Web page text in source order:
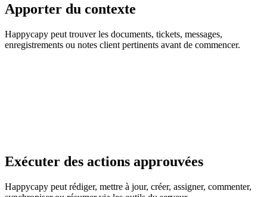
Apporter du contexte
Happycapy peut trouver les documents, tickets, messages,
enregistrements ou notes client pertinents avant de commencer.
Exécuter des actions approuvées
Happycapy peut rédiger, mettre à jour, créer, assigner, commenter,